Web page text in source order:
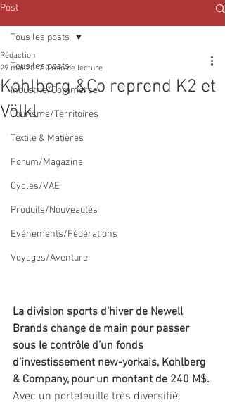
Post
Tous les posts
Industrie/Commerce
Tourisme/Territoires
Textile & Matières
Forum/Magazine
Cycles/VAE
Produits/Nouveautés
Evénements/Fédérations
Voyages/Aventure
Tous les posts
Kohlberg &Co reprend K2 et
Völkl
Rédaction
29 mai 2017 2 min de lecture
La division sports d’hiver de Newell
Brands change de main pour passer
sous le contrôle d’un fonds
d’investissement new-yorkais, Kohlberg
& Company, pour un montant de 240 M$.
Avec un portefeuille très diversifié,